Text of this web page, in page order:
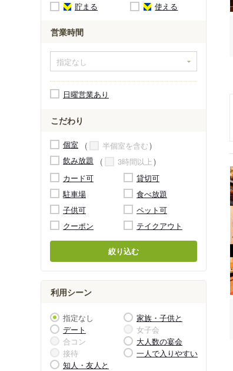
貯まる 使える
営業時間
日曜営業あり
こだわり
個室
半個室を含む
飲み放題
3時間以上
カード可
貸切可
駐車場
食べ放題
子供可
ペット可
クーポン
テイクアウト
絞り込む
利用シーン
指定なし
家族・子供と
デート
女子会
合コン
大人数の宴会
接待
一人で入りやすい
知人・友人と